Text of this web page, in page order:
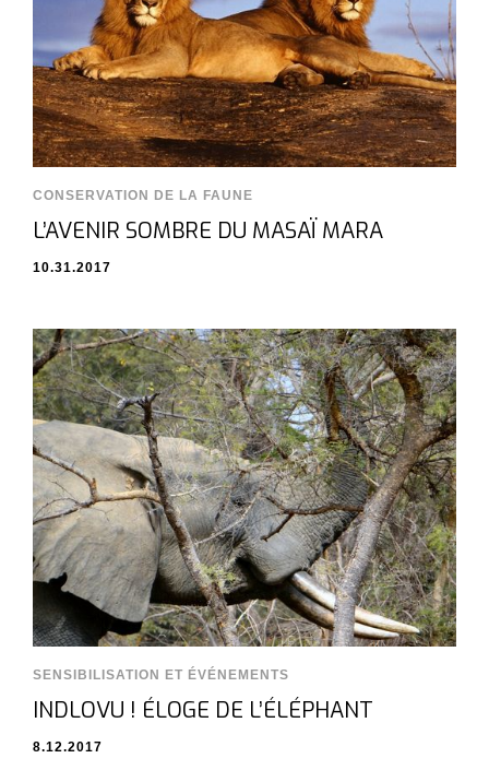
CONSERVATION DE LA FAUNE
L’AVENIR SOMBRE DU MASAÏ MARA
10.31.2017
SENSIBILISATION ET ÉVÉNEMENTS
INDLOVU ! ÉLOGE DE L’ÉLÉPHANT
8.12.2017